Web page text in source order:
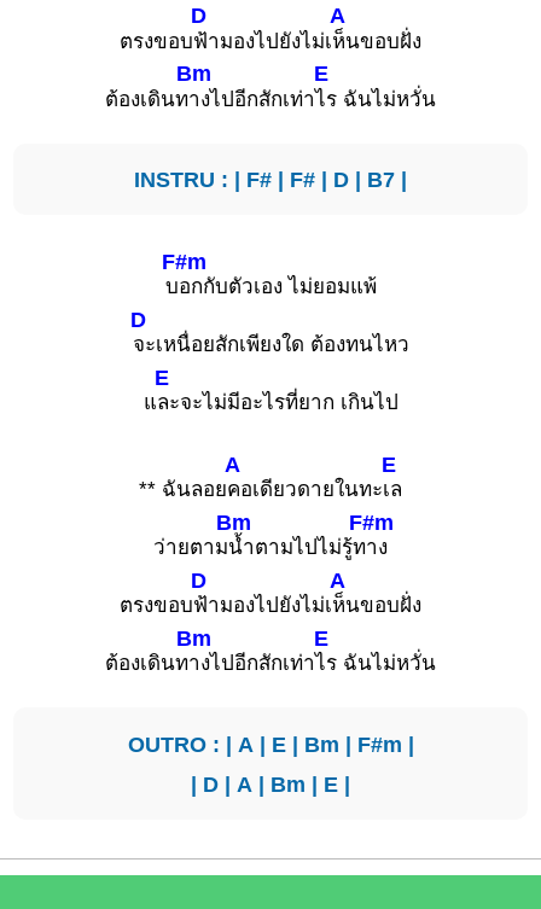
ตรงขอบ
D
ฟ้ามองไปยังไม่เ
A
ห็นขอบฝั่ง
ต้องเดินท
Bm
างไปอีกสักเท่า
E
ไร ฉันไม่หวั่น
INSTRU : | F# | F# | D | B7 |
บ
F#m
อกกับตัวเอง ไม่ยอมแพ้
D
จะเหนื่อยสักเพียงใด ต้องทนไหว
แ
E
ละจะไม่มีอะไรที่ยาก เกินไป
** ฉันลอย
A
คอเดียวดายในทะ
E
เล
ว่ายตาม
Bm
น้ำตามไปไม่รู้ท
F#m
าง
ตรงขอบ
D
ฟ้ามองไปยังไม่เ
A
ห็นขอบฝั่ง
ต้องเดินท
Bm
างไปอีกสักเท่า
E
ไร ฉันไม่หวั่น
OUTRO : | A | E| Bm | F#m |
| D | A | Bm | E |